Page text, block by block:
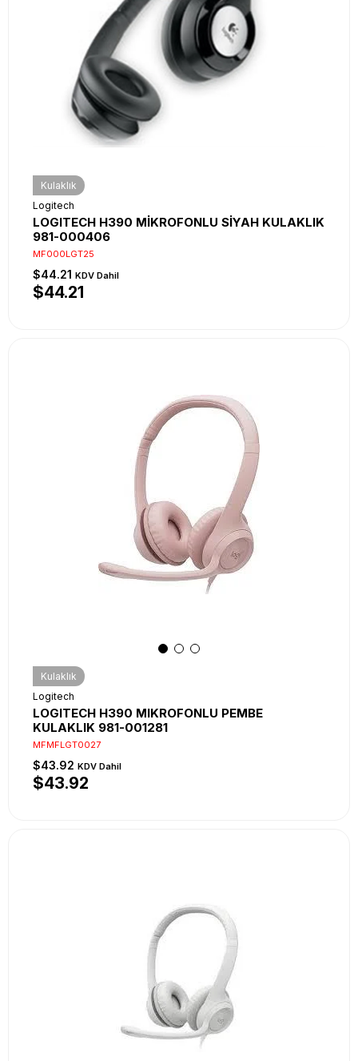
Kulaklık
Logitech
LOGITECH H390 MİKROFONLU SİYAH KULAKLIK
981-000406
MF000LGT25
$44.21 KDV Dahil
$44.21
Kulaklık
Logitech
LOGITECH H390 MIKROFONLU PEMBE
KULAKLIK 981-001281
MFMFLGT0027
$43.92 KDV Dahil
$43.92